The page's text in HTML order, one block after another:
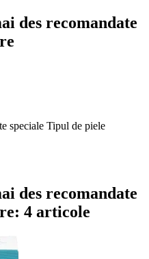
des recomandate
speciale Tipul de piele
des recomandate
4 articole